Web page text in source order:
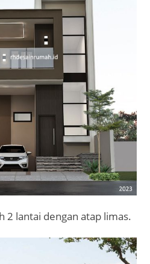
2 lantai dengan atap limas.